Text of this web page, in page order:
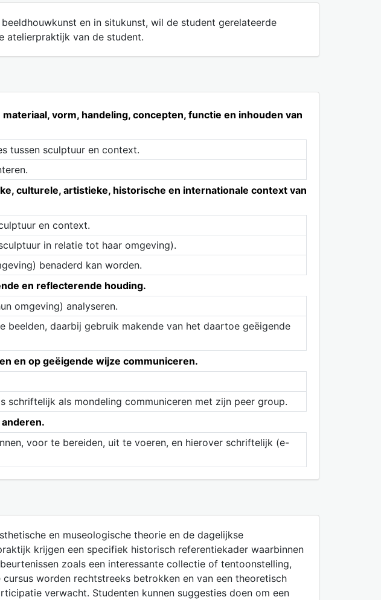
en in situkunst, wil de student gerelateerde
atelierpraktijk van de student.
vorm, handeling, concepten, functie en inhouden van
tussen sculptuur en context.
culturele, artistieke, historische en internationale context van
en context.
in relatie tot haar omgeving).
benaderd kan worden.
en reflecterende houding.
omgeving) analyseren.
daarbij gebruik makende van het daartoe geëigende
en op geëigende wijze communiceren.
schriftelijk als mondeling communiceren met zijn peer group.
voor te bereiden, uit te voeren, en hierover schriftelijk (e-
en museologische theorie en de dagelijkse
krijgen een specifiek historisch referentiekader waarbinnen
zoals een interessante collectie of tentoonstelling,
worden rechtstreeks betrokken en van een theoretisch
verwacht. Studenten kunnen suggesties doen om een